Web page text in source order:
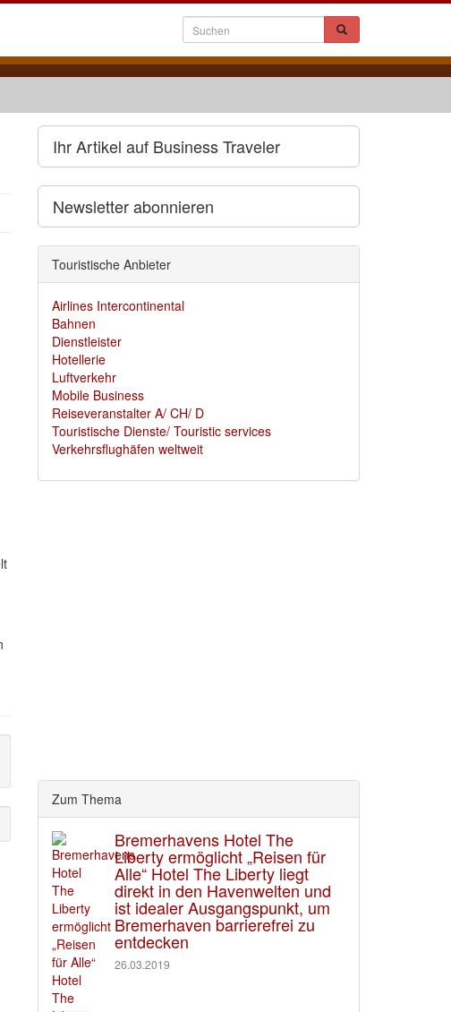
Ihr Artikel auf Business Traveler
Newsletter abonnieren
Touristische Anbieter
Airlines Intercontinental
Bahnen
Dienstleister
Hotellerie
Luftverkehr
Mobile Business
Reiseveranstalter A/ CH/ D
Touristische Dienste/ Touristic services
Verkehrsflughäfen weltweit
Zum Thema
Bremerhavens Hotel The
Liberty ermöglicht „Reisen für
Alle“ Hotel The Liberty liegt
direkt in den Havenwelten und
ist idealer Ausgangspunkt, um
Bremerhaven barrierefrei zu
entdecken
26.03.2019